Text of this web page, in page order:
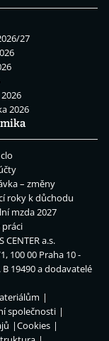
27
2026
– změny
roky k důchodu
mzda 2027
CENTER a.s.
100 00 Praha 10 -
B 19490 a dodavatelé
společnosti
Cookies